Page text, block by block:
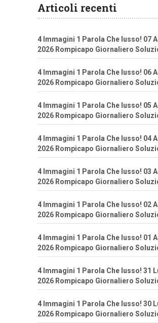
Articoli recenti
4 Immagini 1 Parola Che lusso! 07
2026 Rompicapo Giornaliero
4 Immagini 1 Parola Che lusso! 06
2026 Rompicapo Giornaliero
4 Immagini 1 Parola Che lusso! 05
2026 Rompicapo Giornaliero
4 Immagini 1 Parola Che lusso! 04
2026 Rompicapo Giornaliero
4 Immagini 1 Parola Che lusso! 03
2026 Rompicapo Giornaliero
4 Immagini 1 Parola Che lusso! 02
2026 Rompicapo Giornaliero
4 Immagini 1 Parola Che lusso! 01
2026 Rompicapo Giornaliero
4 Immagini 1 Parola Che lusso! 31
2026 Rompicapo Giornaliero
4 Immagini 1 Parola Che lusso! 30
2026 Rompicapo Giornaliero